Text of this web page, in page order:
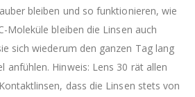
bleiben und so funktionieren, wie
Moleküle bleiben die Linsen auch
sich wiederum den ganzen Tag lang
anfühlen. Hinweis: Lens 30 rät allen
dass die Linsen stets von